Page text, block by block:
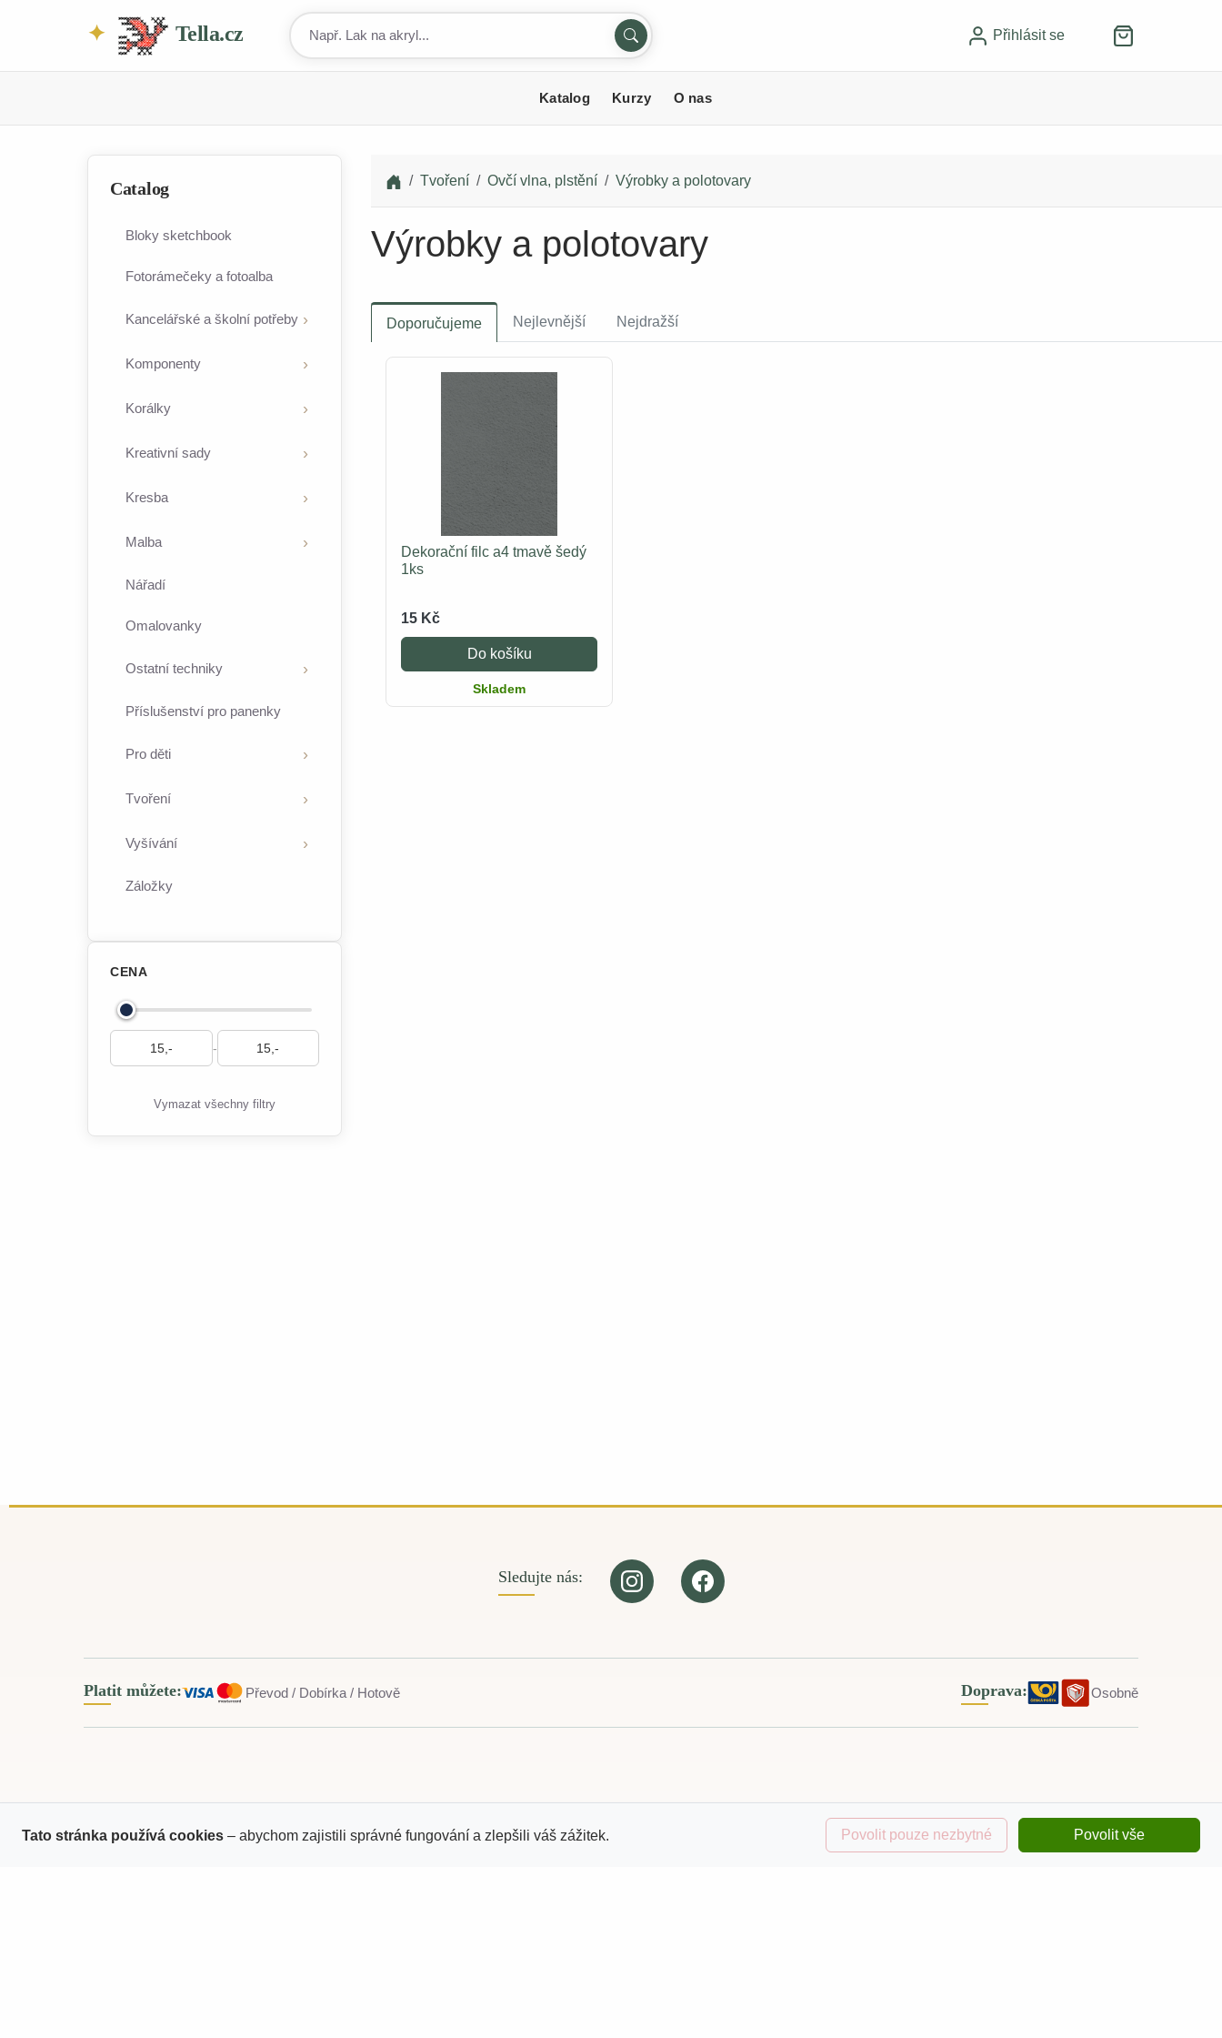
Tella.cz Přihlásit se
Katalog Kurzy O nas
Catalog
Bloky sketchbook
Fotorámečeky a fotoalba
Kancelářské a školní potřeby
Komponenty
Korálky
Kreativní sady
Kresba
Malba
Nářadí
Omalovanky
Ostatní techniky
Příslušenství pro panenky
Pro děti
Tvoření
Vyšívání
Záložky
CENA
-
Vymazat všechny filtry
Tvoření Ovčí vlna, plstění Výrobky a polotovary
Výrobky a polotovary
Doporučujeme Nejlevnější Nejdražší
Dekorační filc a4 tmavě šedý
1ks
15 Kč
Do košíku
Skladem
Sledujte nás:
Platit můžete: Převod / Dobírka / Hotově Doprava: Osobně
Otevírací doba
Tato stránka používá cookies – abychom zajistili správné fungování a zlepšili váš zážitek. Povolit pouze nezbytné Povolit vše